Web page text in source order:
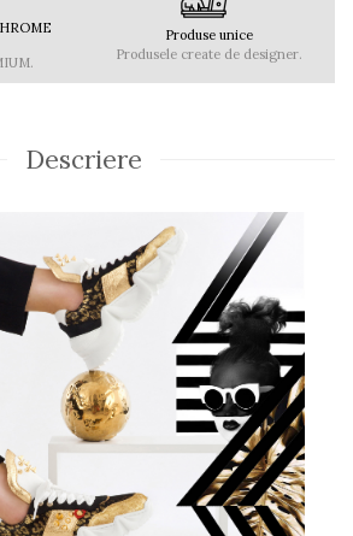
Produse unice
Produsele create de designer.
Descriere